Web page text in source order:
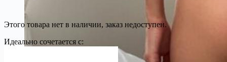
Этого товара нет в наличии, заказ недоступен.
Идеально сочетается с: